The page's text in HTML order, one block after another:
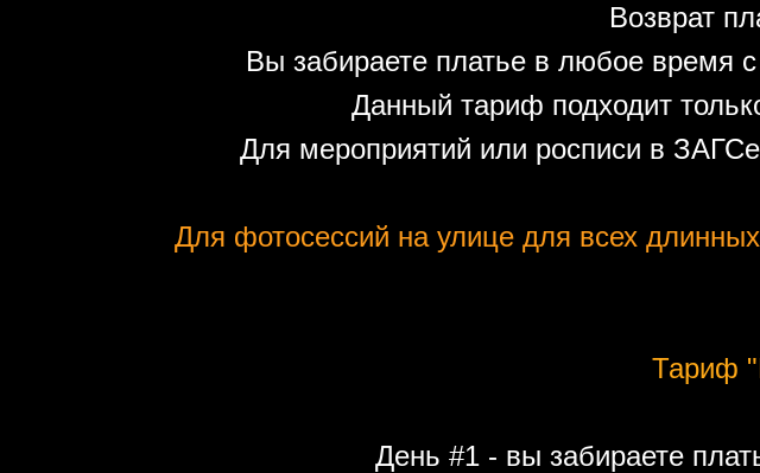
Возврат
Вы забираете платье в любое время
Данный тариф подходит
Для мероприятий или росписи в
Для фотосессий на улице для всех
Тариф
День #1 - вы забираете